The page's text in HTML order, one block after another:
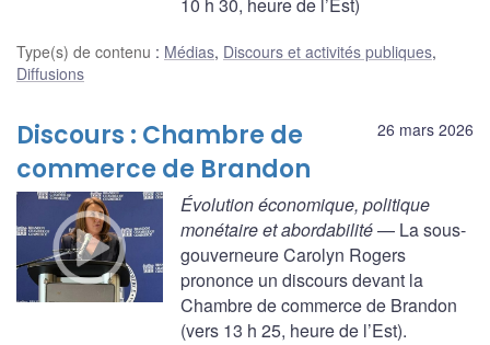
10 h 30, heure de l’Est)
Type(s) de contenu : Médias, Discours et activités publiques,
Diffusions
26 mars 2026
Discours : Chambre de
commerce de Brandon
Évolution économique, politique
monétaire et abordabilité— La sous-
gouverneure Carolyn Rogers
prononce un discours devant la
Chambre de commerce de Brandon
(vers 13 h 25, heure de l’Est).